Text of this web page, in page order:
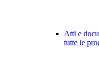
Atti e
tutte le